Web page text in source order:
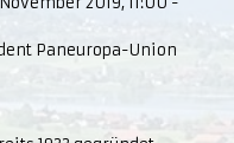
Paneuropa-Union